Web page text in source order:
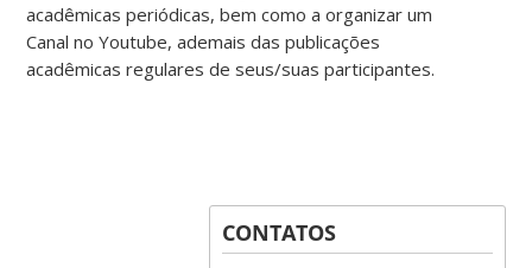
acadêmicas periódicas, bem como a organizar um
Canal no Youtube, ademais das publicações
acadêmicas regulares de seus/suas participantes.
CONTATOS